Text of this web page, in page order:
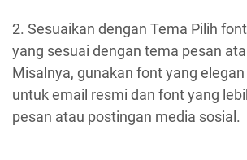
2. Sesuaikan dengan Tema Pilih
yang sesuai dengan tema pesan
Misalnya, gunakan font yang elegan
untuk email resmi dan font yang
pesan atau postingan media sosial.